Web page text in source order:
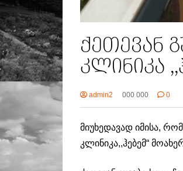
ქეთევან
კლინიკა
admin2 000 000 0
მიუხედავად იმისა,
კლინიკა,,ჰებემ“